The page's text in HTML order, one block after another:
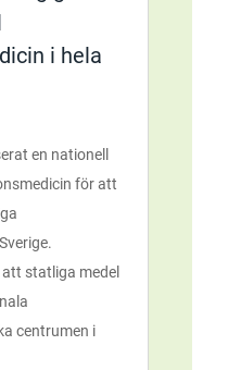
i hela
en nationell
för att
statliga medel
centrumen i